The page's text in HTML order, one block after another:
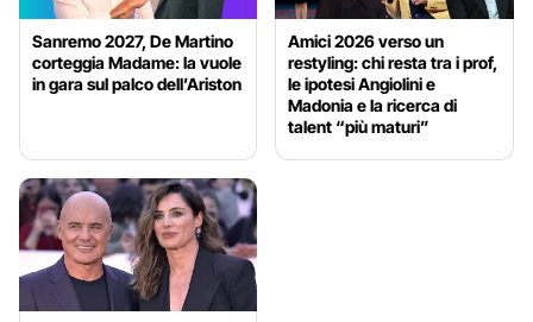
Sanremo 2027, De Martino
corteggia Madame: la vuole
in gara sul palco dell’Ariston
Amici 2026 verso un
restyling: chi resta tra i prof,
le ipotesi Angiolini e
Madonia e la ricerca di
talent “più maturi”